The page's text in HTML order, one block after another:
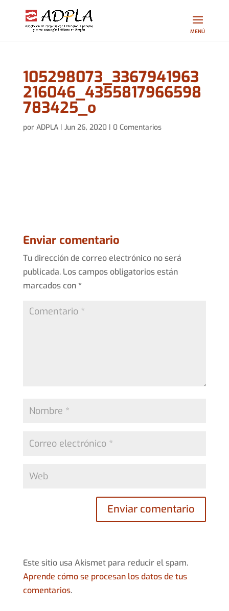
105298073_3367941963
216046_4355817966598
783425_o
por ADPLA| Jun 26, 2020| 0 Comentarios
Enviar comentario
Tu dirección de correo electrónico no será
publicada. Los campos obligatorios están
marcados con *
Este sitio usa Akismet para reducir el spam.
Aprende cómo se procesan los datos de tus
comentarios.